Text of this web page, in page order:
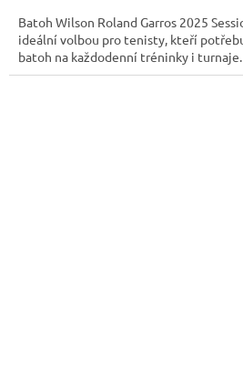
Batoh Wilson Roland Garros 2025
ideální volbou pro tenisty, kteří
batoh na každodenní tréninky i turnaje.